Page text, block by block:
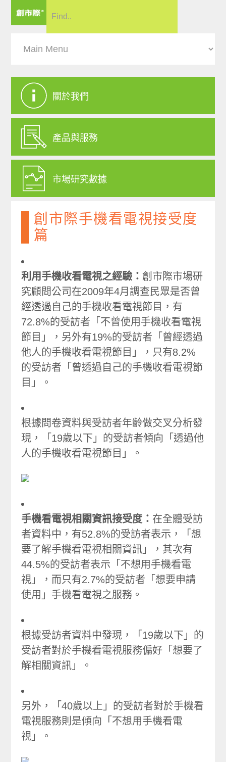
關於我們
產品與服務
市場研究數據
創市際手機看電視接受度
篇
利用手機收看電視之經驗： 創市際市場研
究顧問公司在2009年4月調查民眾是否曾
經透過自己的手機收看電視節目，有
72.8%的受訪者「不曾使用手機收看電視
節目」，另外有19%的受訪者「曾經透過
他人的手機收看電視節目」，只有8.2%
的受訪者「曾透過自己的手機收看電視節
目」。
根據問卷資料與受訪者年齡做交叉分析發
現，「19歲以下」的受訪者傾向「透過他
人的手機收看電視節目」。
手機看電視相關資訊接受度： 在全體受訪
者資料中，有52.8%的受訪者表示，「想
要了解手機看電視相關資訊」，其次有
44.5%的受訪者表示「不想用手機看電
視」，而只有2.7%的受訪者「想要申請
使用」手機看電視之服務。
根據受訪者資料中發現，「19歲以下」的
受訪者對於手機看電視服務偏好「想要了
解相關資訊」。
另外，「40歲以上」的受訪者對於手機看
電視服務則是傾向「不想用手機看電
視」。